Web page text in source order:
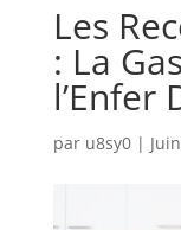
Les
: La
l’Enfer
par u8sy0|